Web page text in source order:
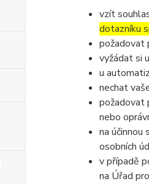
vzít
dotazníku
požadovat
vyžádat si
u
nechat
požadovat
nebo
na účinnou
osobních
v případě
na Úřad